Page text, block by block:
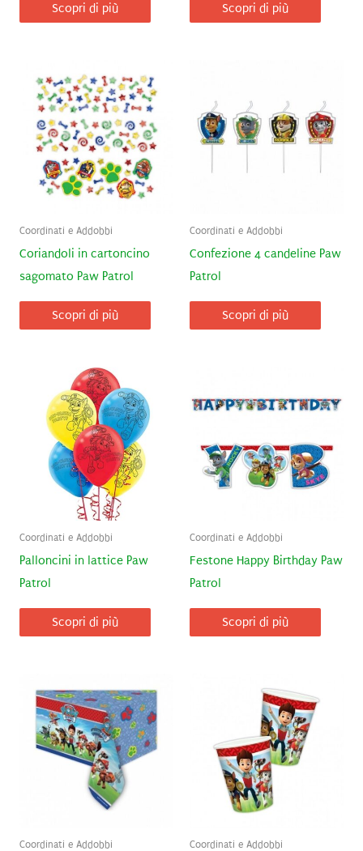
Scopri di più Scopri di più
Coordinati e Addobbi
Coriandoli in cartoncino
sagomato Paw Patrol
Scopri di più
Coordinati e Addobbi
Confezione 4 candeline Paw
Patrol
Scopri di più
Coordinati e Addobbi
Palloncini in lattice Paw
Patrol
Scopri di più
Coordinati e Addobbi
Festone Happy Birthday Paw
Patrol
Scopri di più
Coordinati e Addobbi Coordinati e Addobbi